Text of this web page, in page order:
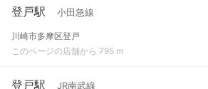
登戸駅 小田急線
川崎市多摩区登戸
このページの店舗から 795 m
登戸駅 JR南武線